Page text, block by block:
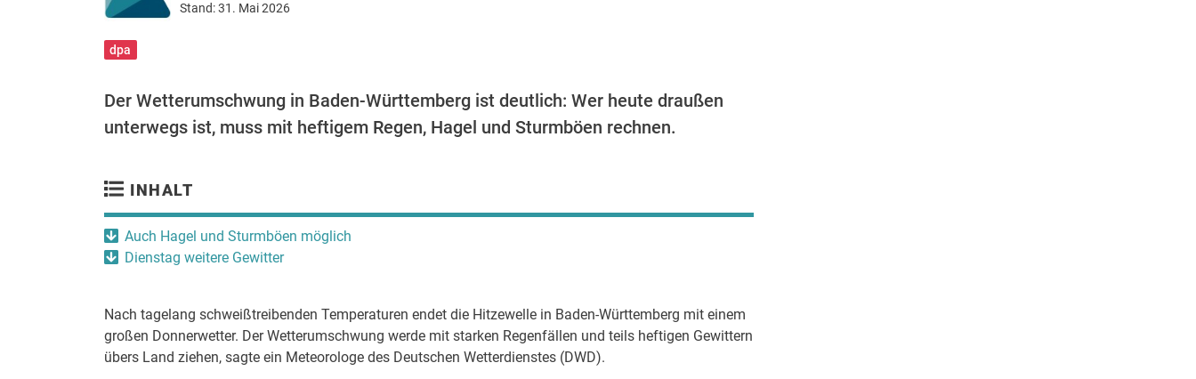
Stand: 31. Mai 2026
dpa
Der Wetterumschwung in Baden-Württemberg ist deutlich: Wer heute draußen
unterwegs ist, muss mit heftigem Regen, Hagel und Sturmböen rechnen.
INHALT
Auch Hagel und Sturmböen möglich
Dienstag weitere Gewitter
Nach tagelang schweißtreibenden Temperaturen endet die Hitzewelle in Baden-Württemberg mit einem
großen Donnerwetter. Der Wetterumschwung werde mit starken Regenfällen und teils heftigen Gewittern
übers Land ziehen, sagte ein Meteorologe des Deutschen Wetterdienstes (DWD).